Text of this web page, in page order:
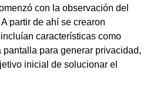
con la observación del
partir de ahí se crearon
características como
pantalla para generar privacidad,
inicial de solucionar el